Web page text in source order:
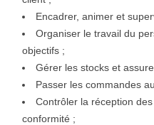
Encadrer, animer et
Organiser le travail du
objectifs ;
Gérer les stocks et
Passer les commandes
Contrôler la réception
conformité ;